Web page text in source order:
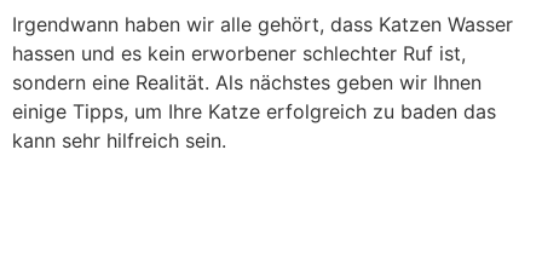
Irgendwann haben wir alle gehört, dass Katzen Wasser
hassen und es kein erworbener schlechter Ruf ist,
sondern eine Realität. Als nächstes geben wir Ihnen
einige Tipps, um Ihre Katze erfolgreich zu baden das
kann sehr hilfreich sein.